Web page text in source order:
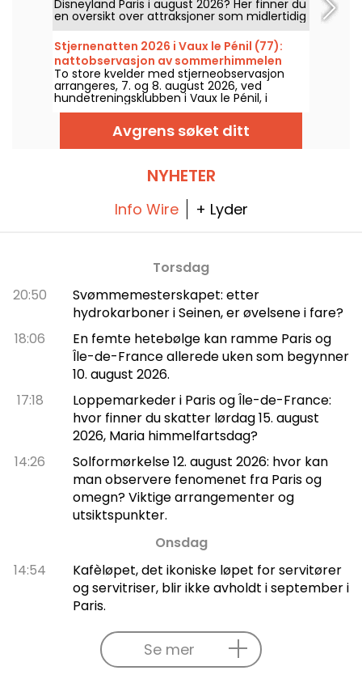
Disneyland Paris i august 2026? Her finner du
en oversikt over attraksjoner som midlertidig
ikke er tilgjengelige på grunn av vedlikehold
eller oppussing, slik at du kan planlegge
besøket i Disney-parken.
Stjernenatten 2026 i Vaux le Pénil (77):
nattobservasjon av sommerhimmelen
To store kvelder med stjerneobservasjon
arrangeres, 7. og 8. august 2026, ved
hundetreningsklubben i Vaux le Pénil, i
anledning den nye utgaven av Nuit des
Avgrens søket ditt
NYHETER
Info Wire + Lyder
Torsdag
20:50
Svømmemesterskapet: etter
hydrokarboner i Seinen, er øvelsene i fare?
18:06
En femte hetebølge kan ramme Paris og
Île-de-France allerede uken som begynner
10. august 2026.
17:18
Loppemarkeder i Paris og Île-de-France:
hvor finner du skatter lørdag 15. august
2026, Maria himmelfartsdag?
14:26
Solformørkelse 12. august 2026: hvor kan
man observere fenomenet fra Paris og
omegn? Viktige arrangementer og
utsiktspunkter.
Onsdag
14:54
Kafèløpet, det ikoniske løpet for servitører
og servitriser, blir ikke avholdt i september i
Paris.
Se mer